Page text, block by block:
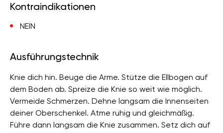
Kontraindikationen
NEIN
Ausführungstechnik
Knie dich hin. Beuge die Arme. Stütze die Ellbogen auf
dem Boden ab. Spreize die Knie so weit wie möglich.
Vermeide Schmerzen. Dehne langsam die Innenseiten
deiner Oberschenkel. Atme ruhig und gleichmäßig.
Führe dann langsam die Knie zusammen. Setz dich auf